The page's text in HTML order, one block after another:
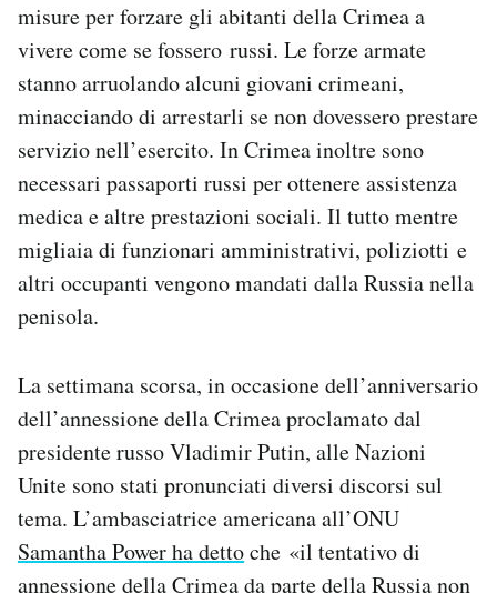
misure per forzare gli abitanti della Crimea a
vivere come se fossero russi. Le forze armate
stanno arruolando alcuni giovani crimeani,
minacciando di arrestarli se non dovessero prestare
servizio nell’esercito. In Crimea inoltre sono
necessari passaporti russi per ottenere assistenza
medica e altre prestazioni sociali. Il tutto mentre
migliaia di funzionari amministrativi, poliziotti e
altri occupanti vengono mandati dalla Russia nella
penisola.
La settimana scorsa, in occasione dell’anniversario
dell’annessione della Crimea proclamato dal
presidente russo Vladimir Putin, alle Nazioni
Unite sono stati pronunciati diversi discorsi sul
tema. L’ambasciatrice americana all’ONU
Samantha Power ha dettoche «il tentativo di
annessione della Crimea da parte della Russia non